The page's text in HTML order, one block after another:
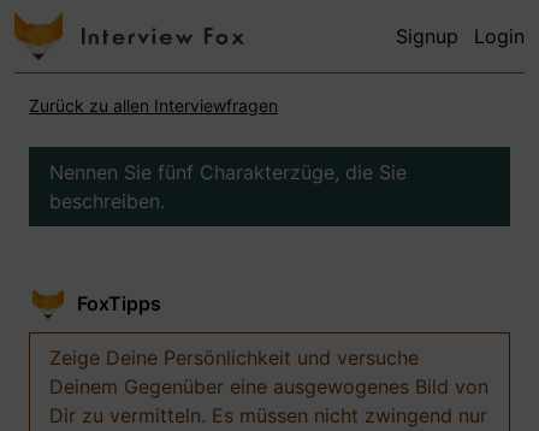
Signup Login
Zurück zu allen Interviewfragen
Nennen Sie fünf Charakterzüge, die Sie
beschreiben.
FoxTipps
Zeige Deine Persönlichkeit und versuche
Deinem Gegenüber eine ausgewogenes Bild von
Dir zu vermitteln. Es müssen nicht zwingend nur